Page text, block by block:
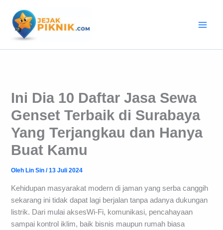
konten
Ini Dia 10 Daftar Jasa Sewa
Genset Terbaik di Surabaya
Yang Terjangkau dan Hanya
Buat Kamu
Oleh Lin Sin/13 Juli 2024
Kehidupan masyarakat modern di jaman yang serba canggih
sekarang ini tidak dapat lagi berjalan tanpa adanya dukungan
listrik. Dari mulai aksesWi-Fi, komunikasi, pencahayaan
sampai kontrol iklim, baik bisnis maupun rumah biasa